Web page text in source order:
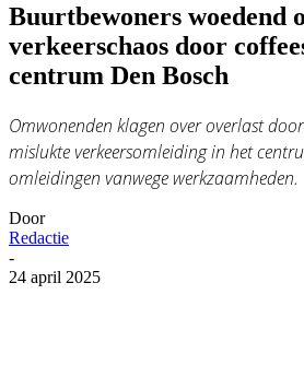
Buurtbewoners woedend
verkeerschaos door
centrum Den Bosch
Omwonenden klagen over overlast
mislukte verkeersomleiding in het
omleidingen vanwege werkzaamheden.
Door
Redactie
-
24 april 2025